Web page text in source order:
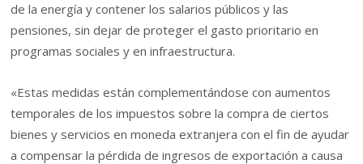
de la energía y contener los salarios públicos y las
pensiones, sin dejar de proteger el gasto prioritario en
programas sociales y en infraestructura.
«Estas medidas están complementándose con aumentos
temporales de los impuestos sobre la compra de ciertos
bienes y servicios en moneda extranjera con el fin de ayudar
a compensar la pérdida de ingresos de exportación a causa